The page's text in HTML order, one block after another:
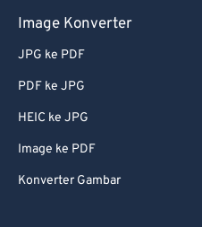
Image Konverter
JPG ke PDF
PDF ke JPG
HEIC ke JPG
Image ke PDF
Konverter Gambar